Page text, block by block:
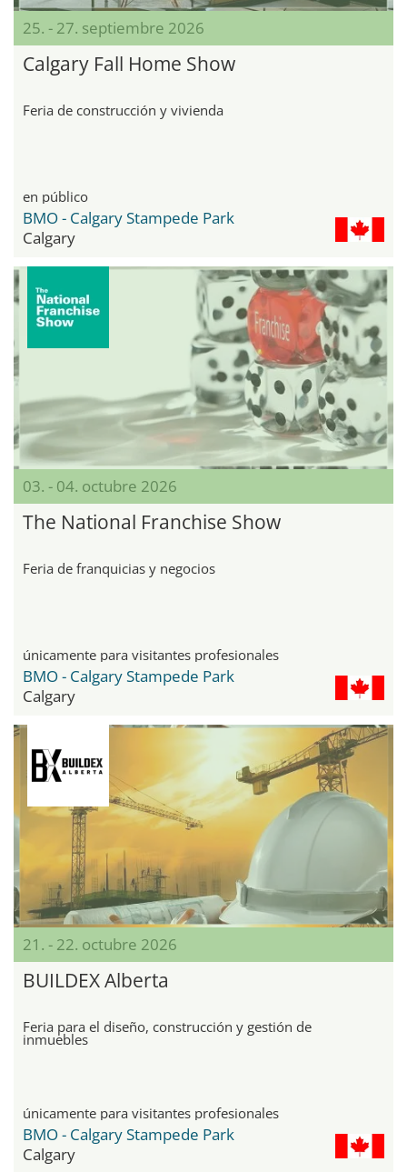
25. - 27. septiembre 2026
Calgary Fall Home Show
Feria de construcción y vivienda
en público
BMO - Calgary Stampede Park
Calgary
03. - 04. octubre 2026
The National Franchise Show
Feria de franquicias y negocios
únicamente para visitantes profesionales
BMO - Calgary Stampede Park
Calgary
21. - 22. octubre 2026
BUILDEX Alberta
Feria para el diseño, construcción y gestión de
inmuebles
únicamente para visitantes profesionales
BMO - Calgary Stampede Park
Calgary